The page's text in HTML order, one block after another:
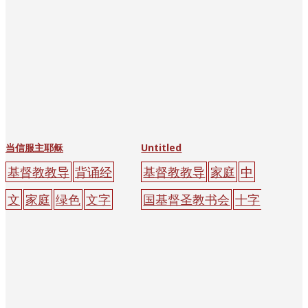
当信服主耶稣
基督教教导 背诵经
文 家庭 绿色 文字
Untitled
基督教教导 家庭 中
国基督圣教书会 十字